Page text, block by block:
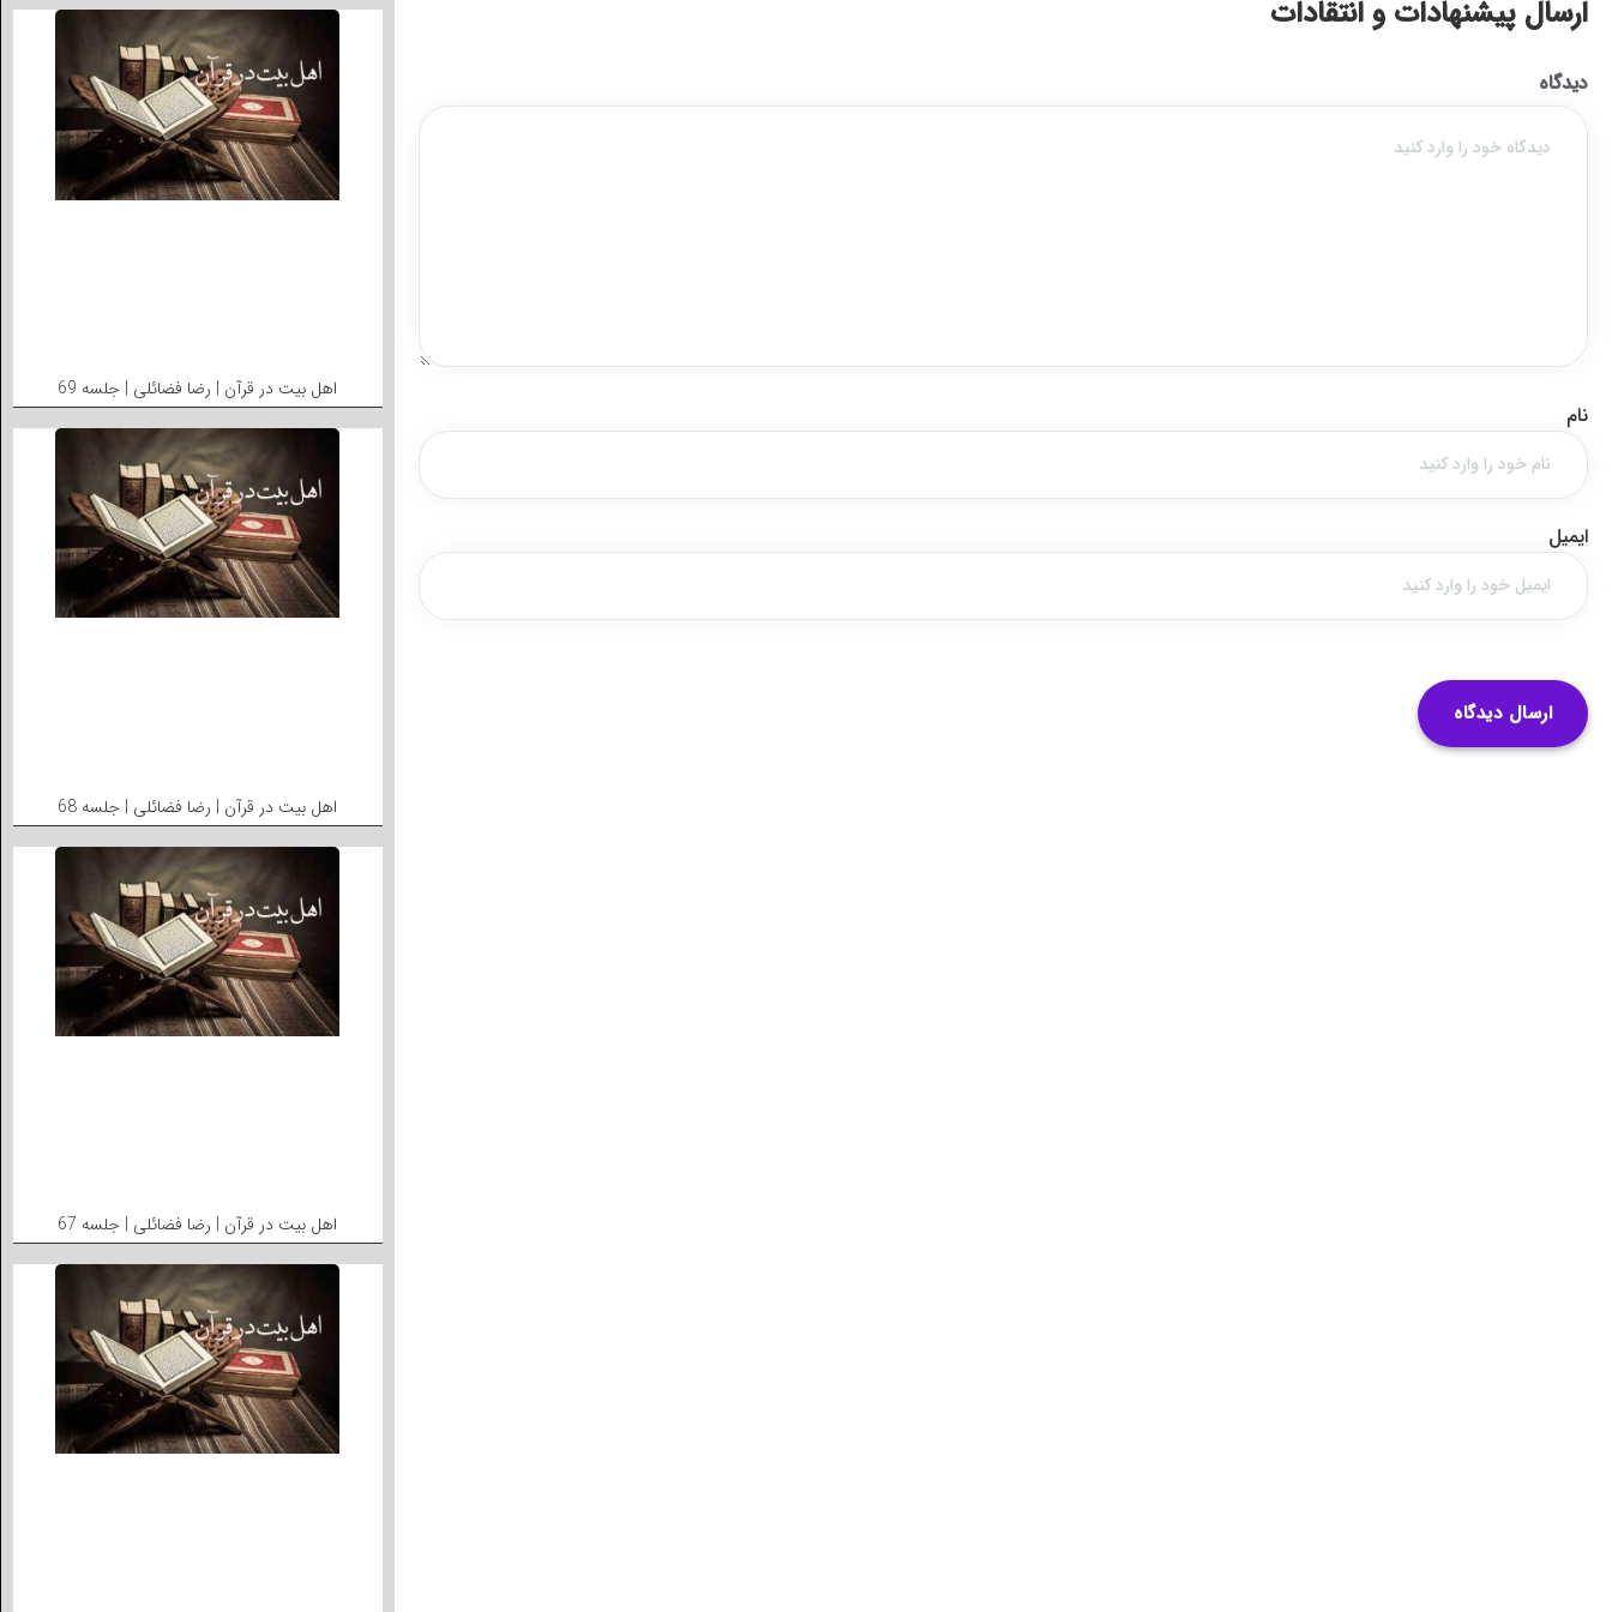
ارسال پیشنهادات و انتقادات
دیدگاه
نام
ایمیل
اهل بیت در قرآن | رضا فضائلی | جلسه 69
اهل بیت در قرآن | رضا فضائلی | جلسه 68
اهل بیت در قرآن | رضا فضائلی | جلسه 67